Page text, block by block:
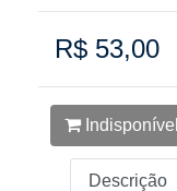
R$ 53,00
Indisponível
Descrição